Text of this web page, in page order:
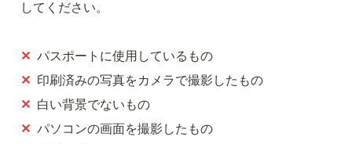
してください。
✕ パスポートに使用しているもの
✕ 印刷済みの写真をカメラで撮影したもの
✕ 白い背景でないもの
✕ パソコンの画面を撮影したもの